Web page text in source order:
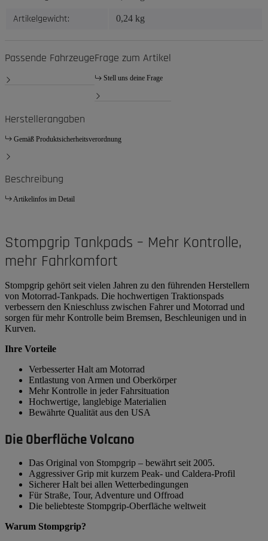
Artikelgewicht: 0,24 kg
Passende FahrzeugeFrage zum Artikel
Stell uns deine Frage
Herstellerangaben
Gemäß Produktsicherheitsverordnung
Beschreibung
Artikelinfos im Detail
Stompgrip Tankpads – Mehr Kontrolle,
mehr Fahrkomfort
Stompgrip gehört seit vielen Jahren zu den führenden Herstellern
von Motorrad-Tankpads. Die hochwertigen Traktionspads
verbessern den Knieschluss zwischen Fahrer und Motorrad und
sorgen für mehr Kontrolle beim Bremsen, Beschleunigen und in
Kurven.
Ihre Vorteile
Verbesserter Halt am Motorrad
Entlastung von Armen und Oberkörper
Mehr Kontrolle in jeder Fahrsituation
Hochwertige, langlebige Materialien
Bewährte Qualität aus den USA
Die Oberfläche Volcano
Das Original von Stompgrip – bewährt seit 2005.
Aggressiver Grip mit kurzem Peak- und Caldera-Profil
Sicherer Halt bei allen Wetterbedingungen
Für Straße, Tour, Adventure und Offroad
Die beliebteste Stompgrip-Oberfläche weltweit
Warum Stompgrip?